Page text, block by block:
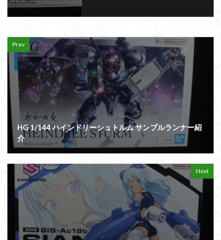
Prev
HG 1/144 ハインドリーシュトルム サンプルランナー紹
介
Next